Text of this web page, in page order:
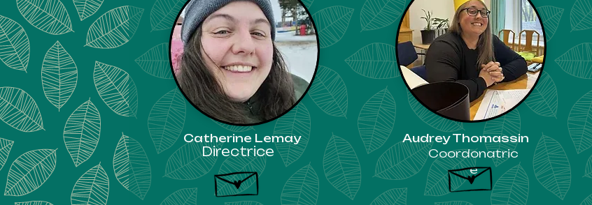
Catherine Lemay
Directrice
Audrey Thomassin
Coordonatric
e